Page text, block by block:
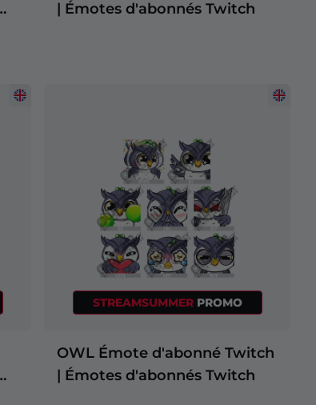
| Émotes d'abonnés Twitch
STREAMSUMMER PROMO
OWL Émote d'abonné Twitch
| Émotes d'abonnés Twitch